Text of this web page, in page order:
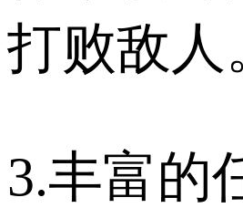
打败敌人
3.丰富的